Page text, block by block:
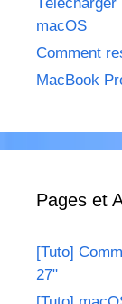
macOS
Comment
MacBook
Pages et
[Tuto]
27"